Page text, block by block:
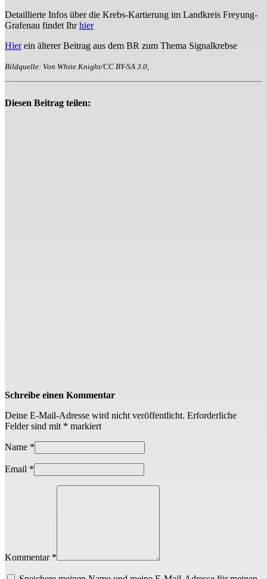
Detaillierte Infos über die Krebs-Kartierung im Landkreis Freyung-
Grafenau findet Ihrhier
Hierein älterer Beitrag aus dem BR zum Thema Signalkrebse
Bildquelle: Von White Knight/CC BY-SA 3.0,
Diesen Beitrag teilen:
Schreibe einen Kommentar
Deine E-Mail-Adresse wird nicht veröffentlicht. Erforderliche
Felder sind mit * markiert
Name *
Email *
Kommentar *